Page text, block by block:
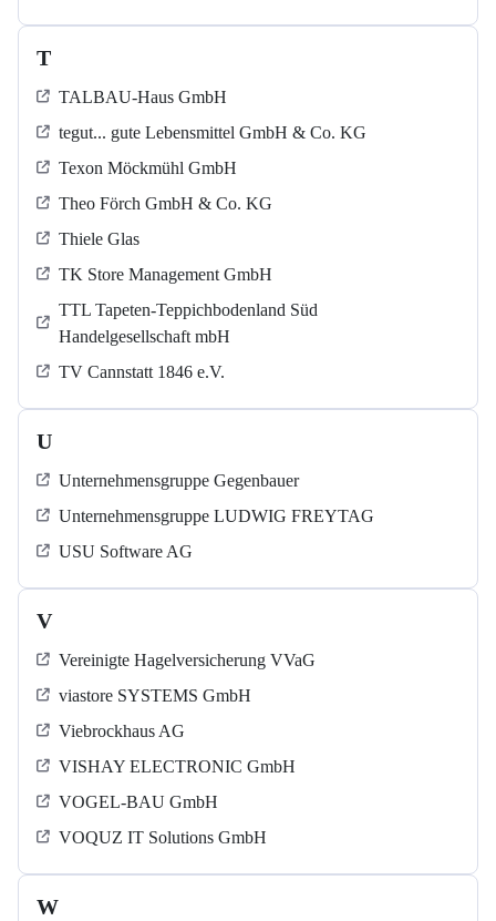
T
TALBAU-Haus GmbH
tegut... gute Lebensmittel GmbH & Co. KG
Texon Möckmühl GmbH
Theo Förch GmbH & Co. KG
Thiele Glas
TK Store Management GmbH
TTL Tapeten-Teppichbodenland Süd
Handelgesellschaft mbH
TV Cannstatt 1846 e.V.
U
Unternehmensgruppe Gegenbauer
Unternehmensgruppe LUDWIG FREYTAG
USU Software AG
V
Vereinigte Hagelversicherung VVaG
viastore SYSTEMS GmbH
Viebrockhaus AG
VISHAY ELECTRONIC GmbH
VOGEL-BAU GmbH
VOQUZ IT Solutions GmbH
W